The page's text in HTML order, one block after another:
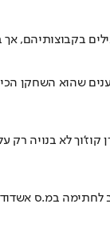
בקבוצותיהם, אך
שהוא השחקן
בהחלט לשער של דן
לחתימה במ.ס